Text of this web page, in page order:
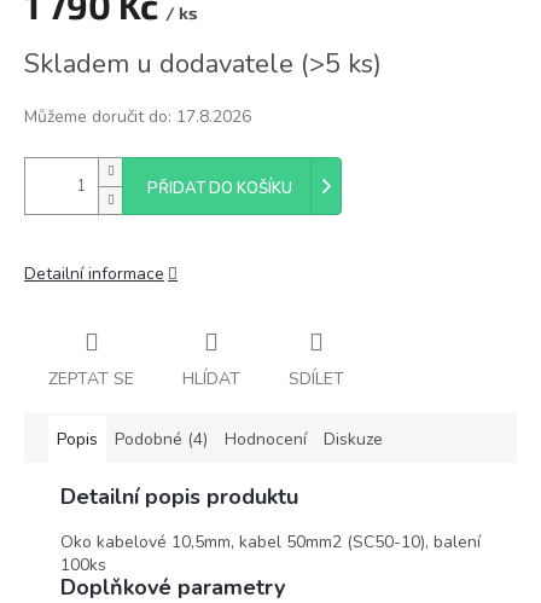
/ ks
cena:
Skladem u dodavatele (>5 ks)
Můžeme doručit do: 17.8.2026
PŘIDAT DO KOŠÍKU
Detailní informace
ZEPTAT SE HLÍDAT SDÍLET
Popis Podobné (4) Hodnocení Diskuze
Detailní popis produktu
Oko kabelové 10,5mm, kabel 50mm2 (SC50-10), balení
100ks
Doplňkové parametry